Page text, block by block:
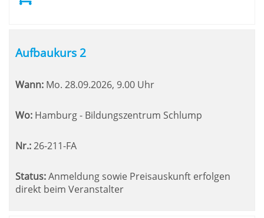
Aufbaukurs 2
Wann: Mo. 28.09.2026, 9.00 Uhr
Wo: Hamburg - Bildungszentrum Schlump
Nr.:26-211-FA
Status:Anmeldung sowie Preisauskunft erfolgen
direkt beim Veranstalter